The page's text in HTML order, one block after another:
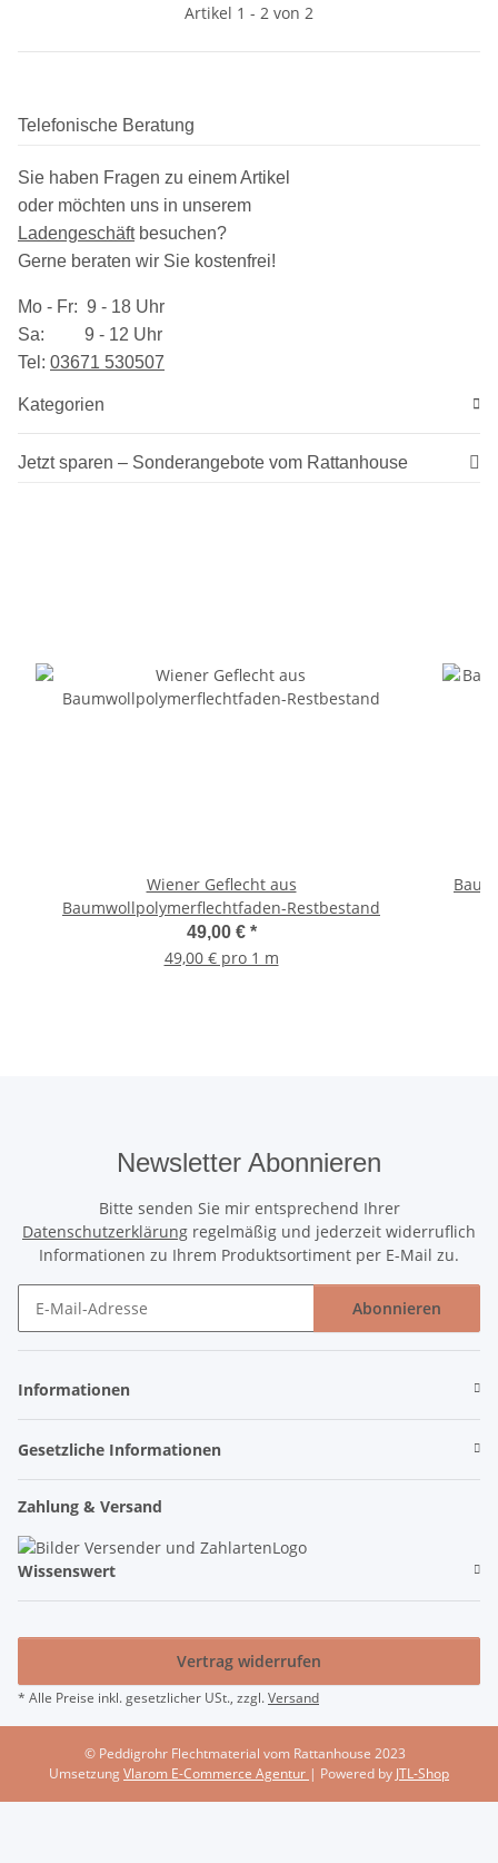
Artikel 1 - 2 von 2
Telefonische Beratung
Sie haben Fragen zu einem Artikel
oder möchten uns in unserem
Ladengeschäftbesuchen?
Gerne beraten wir Sie kostenfrei!
Mo - Fr: 9 - 18 Uhr
Sa: 9 - 12 Uhr
Tel: 03​671 530507
Kategorien
Jetzt sparen – Sonderangebote vom Rattanhouse
Wiener Geflecht aus
Baumwollpolymerflechtfaden-Restbestand
49,00 € *
49,00 € pro 1 m
Newsletter Abonnieren
Bitte senden Sie mir entsprechend Ihrer
Datenschutzerklärung regelmäßig und jederzeit widerruflich
Informationen zu Ihrem Produktsortiment per E-Mail zu.
Abonnieren
Informationen
Gesetzliche Informationen
Zahlung & Versand
Wissenswert
Vertrag widerrufen
* Alle Preise inkl. gesetzlicher USt., zzgl.Versand
© Peddigrohr Flechtmaterial vom Rattanhouse 2023
UmsetzungVlarom E-Commerce Agentur | Powered by JTL-Shop